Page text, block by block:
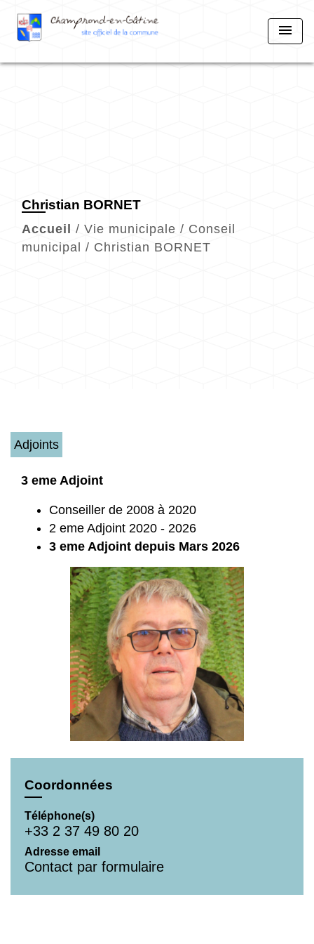
menu
Christian BORNET
Accueil / Vie municipale / Conseil
municipal / Christian BORNET
Adjoints
3 eme Adjoint
Conseiller de 2008 à 2020
2 eme Adjoint 2020 - 2026
3 eme Adjoint depuis Mars 2026
Coordonnées
Téléphone(s)
+33 2 37 49 80 20
Adresse email
Contact par formulaire